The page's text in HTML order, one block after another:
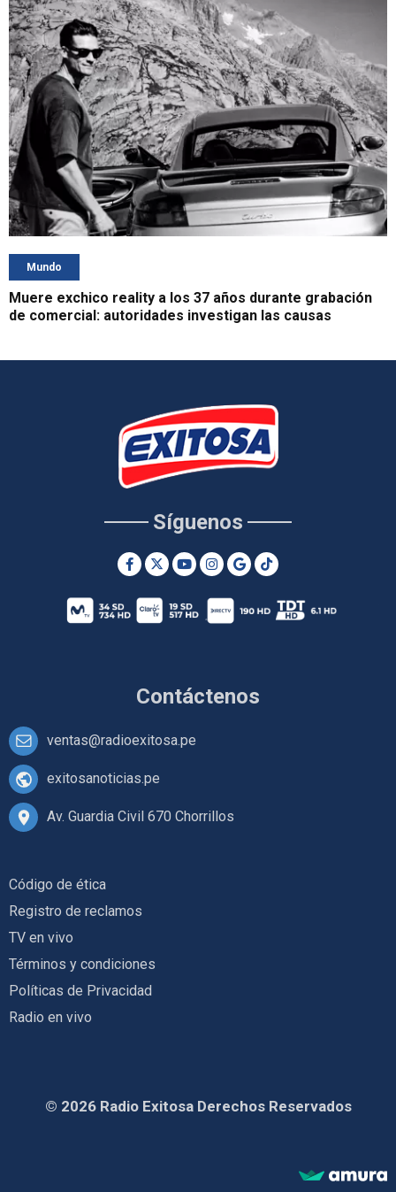
Mundo
Muere exchico reality a los 37 años durante grabación
de comercial: autoridades investigan las causas
Contáctenos
ventas@radioexitosa.pe
exitosanoticias.pe
Av. Guardia Civil 670 Chorrillos
Síguenos
Código de ética
Registro de reclamos
TV en vivo
Términos y condiciones
Políticas de Privacidad
Radio en vivo
© 2026 Radio Exitosa Derechos Reservados